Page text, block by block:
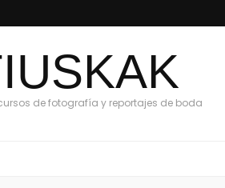
de fotografía y reportajes de boda